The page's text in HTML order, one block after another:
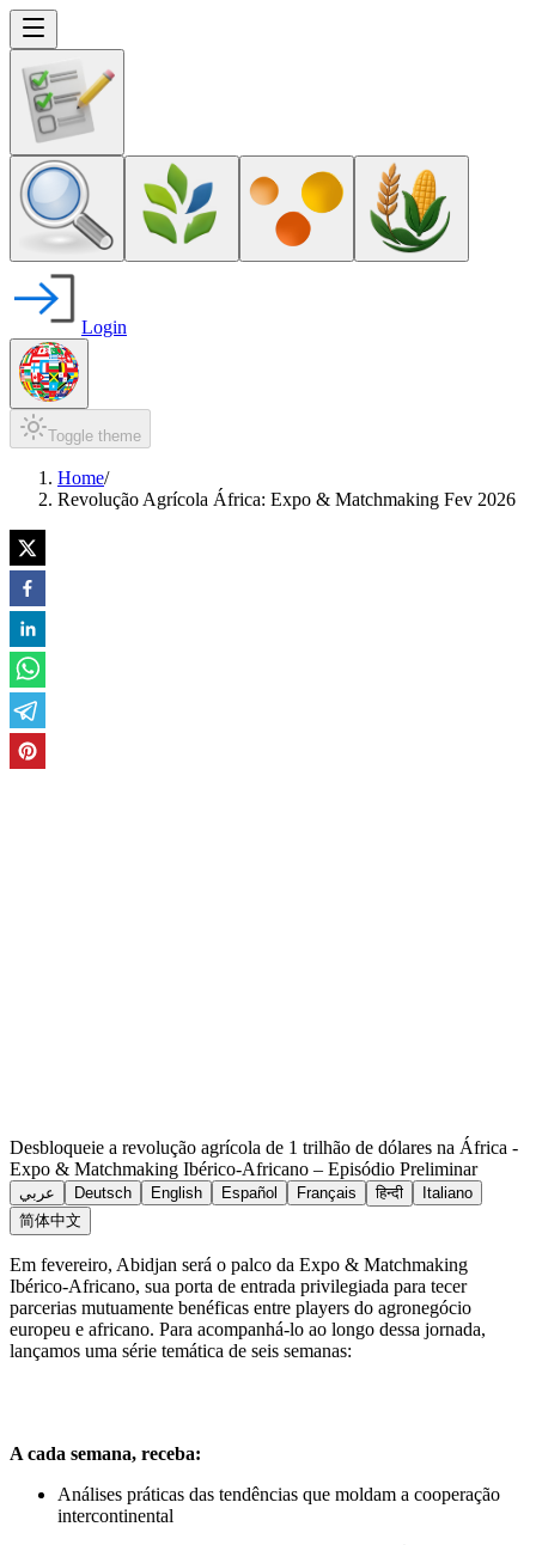
Login
Toggle theme
Home/
Revolução Agrícola África: Expo & Matchmaking Fev 2026
Desbloqueie a revolução agrícola de 1 trilhão de dólares na África -
Expo & Matchmaking Ibérico-Africano – Episódio Preliminar
عربي Deutsch English Español Français हिन्दी
Italiano
简体中文
Em fevereiro, Abidjan será o palco da Expo & Matchmaking
Ibérico-Africano, sua porta de entrada privilegiada para tecer
parcerias mutuamente benéficas entre players do agronegócio
europeu e africano. Para acompanhá-lo ao longo dessa jornada,
lançamos uma série temática de seis semanas:
A cada semana, receba:
Análises práticas das tendências que moldam a cooperação
intercontinental